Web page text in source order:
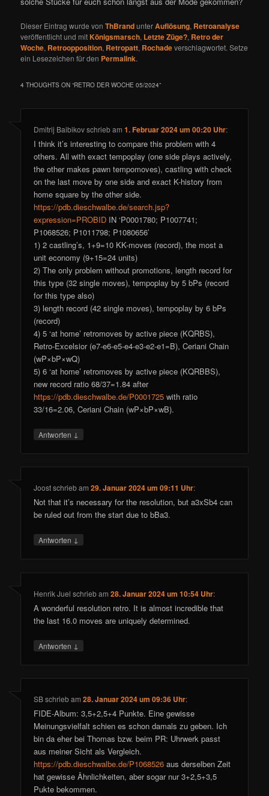
Dieser Eintrag wurde vonThBrandunterAuflösung, Retroanalyse
veröffentlicht und mitKönigsmarsch, Letzte Züge?, Retro der
Woche, Retroopposition, Retropatt, Rochadeverschlagwortet. Setze
ein Lesezeichen für den Permalink.
4 THOUGHTS ON “RETRO DER WOCHE 05/2024”
Dmitrij Baibikovschriebam1. Februar 2024 um 00:20 Uhr:
I think it’s interesting to compare this problem with 4
others. All with exact tempoplay (one side plays actively,
the other makes pawn tempomoves), castling with check
on the last move by one side and exact K-history from
home square by the other side.
https://pdb.dieschwalbe.de/search.jsp?
expression=PROBID IN ‘P0001780; P1007741;
P1068526; P1011798; P1080656’
1) 2 castling’s, 1+9=10 KK-moves (record), the most a
unit economy (9+15=24 units)
2) The only problem without promotions, length record for
this type (32 single moves), tempoplay by 5 bPs (record
for this type also)
3) length record (42 single moves), tempoplay by 6 bPs
(record)
4) 5 ‘at home’ retromoves by active piece (KQRBS),
Retro-Excelsior (e7-e6-e5-e4-e3-e2-e1=B), Ceriani Chain
(wP×bP×wQ)
5) 6 ‘at home’ retromoves by active piece (KQRBBS),
new record ratio 68/37=1.84 after
https://pdb.dieschwalbe.de/P0001725 with ratio
33/16=2.06, Ceriani Chain (wP×bP×wB).
Antworten ↓
Joostschriebam29. Januar 2024 um 09:11 Uhr:
Not that it’s necessary for the resolution, but a3xSb4 can
be ruled out from the start due to bBa3.
Antworten ↓
Henrik Juel schriebam28. Januar 2024 um 10:54 Uhr:
A wonderful resolution retro. It is almost incredible that
the last 16.0 moves are uniquely determined.
Antworten ↓
SBschriebam28. Januar 2024 um 09:36 Uhr:
FIDE-Album: 3,5+2,5+4 Punkte. Eine gewisse
Meinungsvielfalt schien es schon damals zu geben. Ich
bin da eher bei Thomas bzw. beim PR: Uhrwerk passt
aus meiner Sicht als Vergleich.
https://pdb.dieschwalbe.de/P1068526 aus derselben Zeit
hat gewisse Ähnlichkeiten, aber sogar nur 3+2,5+3,5
Pukte bekommen.